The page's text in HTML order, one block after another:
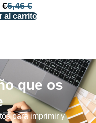
6,46€
€
al carrito
que os
para imprimir y